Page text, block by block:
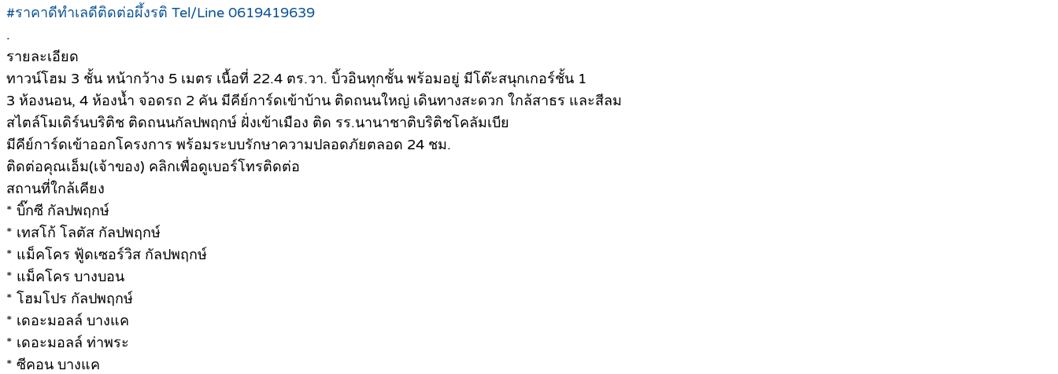
#ราคาดีทำเลดีติดต่อผึ้งรติ Tel/Line 0619419639
.
รายละเอียด
ทาวน์โฮม 3 ชั้น หน้ากว้าง 5 เมตร เนื้อที่ 22.4 ตร.วา. บิ้วอินทุกชั้น พร้อมอยู่ มีโต๊ะสนุกเกอร์ชั้น 1
3 ห้องนอน, 4 ห้องน้ำ จอดรถ 2 คัน มีคีย์การ์ดเข้าบ้าน ติดถนนใหญ่ เดินทางสะดวก ใกล้สาธร และสีลม
สไตล์โมเดิร์นบริติช ติดถนนกัลปพฤกษ์ ฝั่งเข้าเมือง ติด รร.นานาชาติบริติชโคลัมเบีย
มีคีย์การ์ดเข้าออกโครงการ พร้อมระบบรักษาความปลอดภัยตลอด 24 ชม.
ติดต่อคุณเอ็ม(เจ้าของ) คลิกเพื่อดูเบอร์โทรติดต่อ
สถานที่ใกล้เคียง
* บิ๊กซี กัลปพฤกษ์
* เทสโก้ โลตัส กัลปพฤกษ์
* แม็คโคร ฟู้ดเซอร์วิส กัลปพฤกษ์
* แม็คโคร บางบอน
* โฮมโปร กัลปพฤกษ์
* เดอะมอลล์ บางแค
* เดอะมอลล์ ท่าพระ
* ซีคอน บางแค